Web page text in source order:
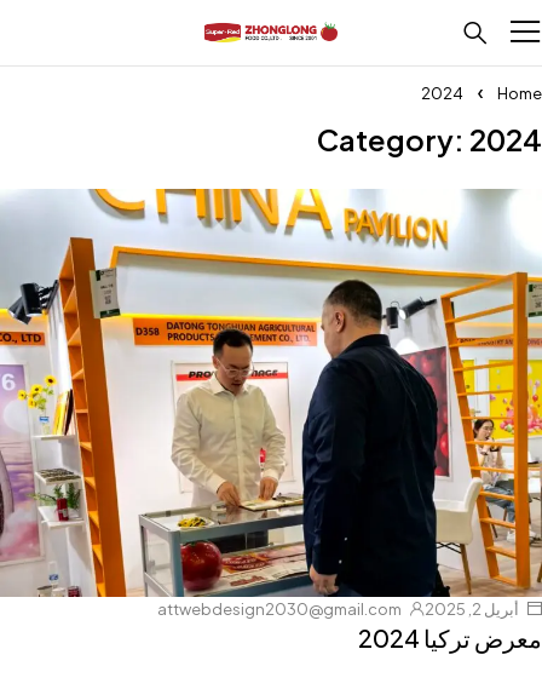
Home
2024
Category: 2024
أبريل 2, 2025 attwebdesign2030@gmail.com
معرض تركيا 2024